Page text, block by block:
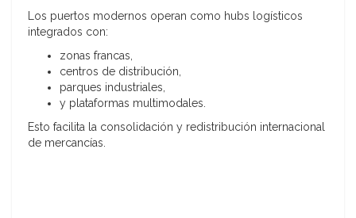
Los puertos modernos operan como hubs logísticos
integrados con:
zonas francas,
centros de distribución,
parques industriales,
y plataformas multimodales.
Esto facilita la consolidación y redistribución internacional
de mercancías.